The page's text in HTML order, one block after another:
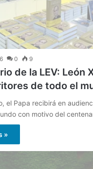
0 9
de la LEV: León
de todo el
el Papa recibirá en
con motivo del
»